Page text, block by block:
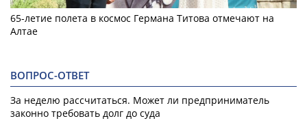
65-летие полета в космос Германа Титова отмечают на
Алтае
ВОПРОС-ОТВЕТ
За неделю рассчитаться. Может ли предприниматель
законно требовать долг до суда